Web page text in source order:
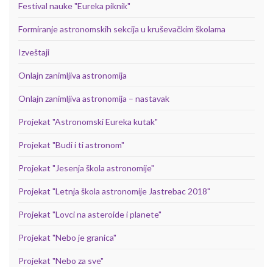
Festival nauke "Eureka piknik"
Formiranje astronomskih sekcija u kruševačkim školama
Izveštaji
Onlajn zanimljiva astronomija
Onlajn zanimljiva astronomija – nastavak
Projekat "Astronomski Eureka kutak"
Projekat "Budi i ti astronom"
Projekat "Jesenja škola astronomije"
Projekat "Letnja škola astronomije Jastrebac 2018"
Projekat "Lovci na asteroide i planete"
Projekat "Nebo je granica"
Projekat "Nebo za sve"